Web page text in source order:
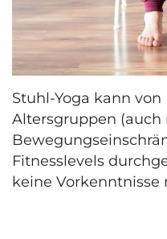
verbessern, sowie
Stuhl-Yoga kann
Altersgruppen (auch
Fitnesslevels
keine Vorkenntnisse